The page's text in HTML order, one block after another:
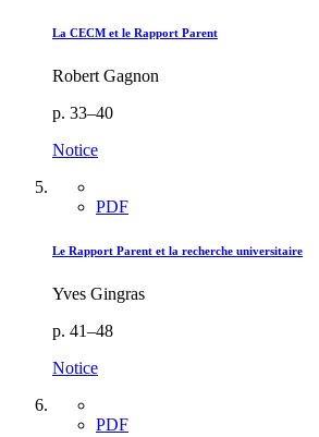
La CECM et le Rapport Parent
Robert Gagnon
p. 33–40
Notice
PDF
Le Rapport Parent et la recherche universitaire
Yves Gingras
p. 41–48
Notice
PDF